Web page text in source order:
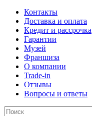
Контакты
Доставка и оплата
Кредит и рассрочка
Гарантии
Музей
Франшиза
О компании
Trade-in
Отзывы
Вопросы и ответы